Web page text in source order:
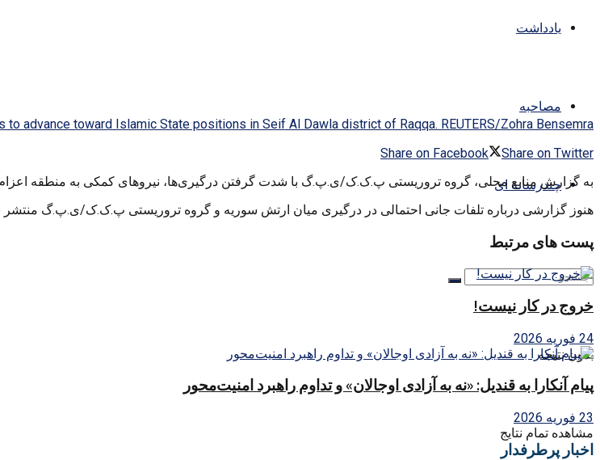
یادداشت
مصاحبه
چندرسانه ای
بدون نتیجه
مشاهده تمام نتایج
advance toward Islamic State positions in Seif Al Dawla district of Raqqa. REUTERS/Zohra Bensemra
Share on Facebook
Share on Twitter
به گزارش منابع محلی، گروه تروریستی پ.ک.ک/ی.پ.گ با شدت گرفتن درگیری‌ها، نیروهای کمکی به منطقه
هنوز گزارشی درباره تلفات جانی احتمالی در درگیری میان ارتش سوریه و گروه تروریستی پ.ک.ک/ی.پ.گ
پست های مرتبط
خروج در کار نیست!
24 فوریه 2026
پیام آنکارا به قندیل: «نه به آزادی اوجالان» و تداوم راهبرد امنیت‌محور
23 فوریه 2026
اخبار پرطرفدار